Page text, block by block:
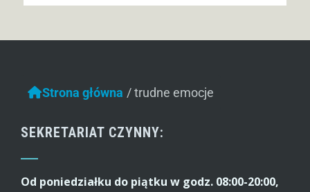
Strona główna /trudne emocje
SEKRETARIAT CZYNNY:
Od poniedziałku do piątku w godz. 08:00-20:00,